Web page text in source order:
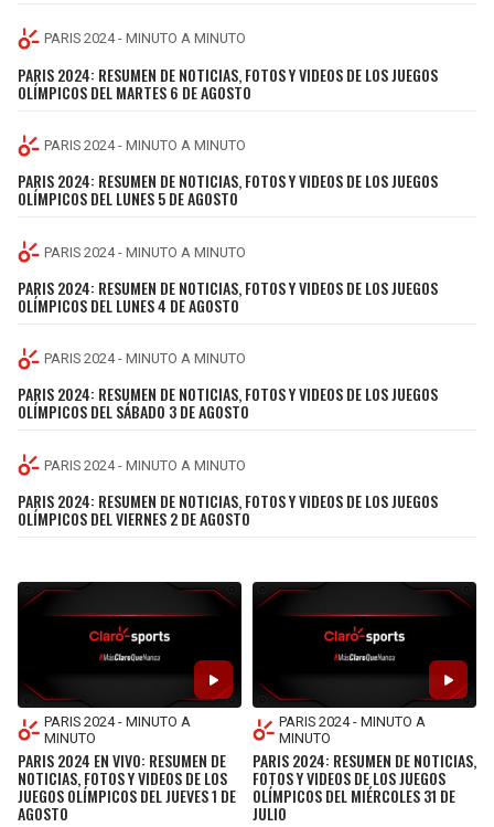
BUCCANEERS
PARIS 2024 - MINUTO A MINUTO
PARIS 2024: RESUMEN DE NOTICIAS, FOTOS Y VIDEOS DE LOS JUEGOS
OLÍMPICOS DEL MARTES 6 DE AGOSTO
PARIS 2024 - MINUTO A MINUTO
PARIS 2024: RESUMEN DE NOTICIAS, FOTOS Y VIDEOS DE LOS JUEGOS
OLÍMPICOS DEL LUNES 5 DE AGOSTO
PARIS 2024 - MINUTO A MINUTO
PARIS 2024: RESUMEN DE NOTICIAS, FOTOS Y VIDEOS DE LOS JUEGOS
OLÍMPICOS DEL LUNES 4 DE AGOSTO
PARIS 2024 - MINUTO A MINUTO
PARIS 2024: RESUMEN DE NOTICIAS, FOTOS Y VIDEOS DE LOS JUEGOS
OLÍMPICOS DEL SÁBADO 3 DE AGOSTO
PARIS 2024 - MINUTO A MINUTO
PARIS 2024: RESUMEN DE NOTICIAS, FOTOS Y VIDEOS DE LOS JUEGOS
OLÍMPICOS DEL VIERNES 2 DE AGOSTO
PARIS 2024 - MINUTO A
MINUTO
PARIS 2024 EN VIVO: RESUMEN DE
NOTICIAS, FOTOS Y VIDEOS DE LOS
JUEGOS OLÍMPICOS DEL JUEVES 1 DE
AGOSTO
PARIS 2024 - MINUTO A
MINUTO
PARIS 2024: RESUMEN DE NOTICIAS,
FOTOS Y VIDEOS DE LOS JUEGOS
OLÍMPICOS DEL MIÉRCOLES 31 DE
JULIO